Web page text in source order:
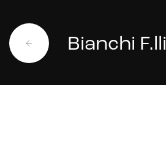
Bianchi F.lli